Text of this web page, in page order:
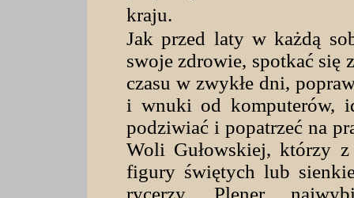
kraju.
Jak przed laty w każdą
swoje zdrowie, spotkać się
czasu w zwykłe dni,
i wnuki od komputerów,
podziwiać i popatrzeć na
Woli Gułowskiej, którzy
figury świętych lub
rycerzy. Plener